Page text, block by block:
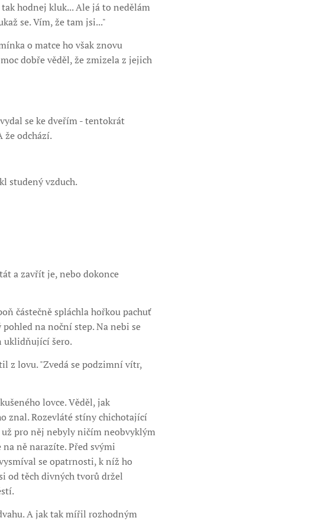
hodnej kluk... Ale já to nedělám
se. Vím, že tam jsi..."
o matce ho však znovu
dobře věděl, že zmizela z jejich
se ke dveřím - tentokrát
že odchází.
studený vzduch.
a zavřít je, nebo dokonce
částečně spláchla hořkou pachuť
na noční step. Na nebi se
uklidňující šero.
z lovu. "Zvedá se podzimní vítr,
lovce. Věděl, jak
znal. Rozevláté stíny chichotající
už pro něj nebyly ničím neobvyklým
ně narazíte. Před svými
se opatrnosti, k níž ho
od těch divných tvorů držel
A jak tak mířil rozhodným